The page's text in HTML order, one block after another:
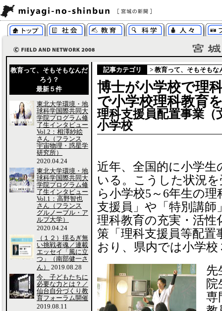
記事カテゴリ > 教育って、そもそもな
博士が小学校で理
で小学校理科教育
理科支援員配置事業
小学校
近年、全国的に小学
いる。こうした状況
ら小学校5～6年生の
支援員」や「特別講
理科教育の充実・活
策「理科支援員等配置
おり、県内では小学
先
専
教育って、そもそもなんだ
ろう？
最新５件
東北大学環境・地
球科学国際共同大
学院プログラム修
了生インタビュー
Vol.2：相澤紗絵
さん（フランス
宇宙物理・惑星学
研究所）
2020.04.24
東北大学環境・地
球科学国際共同大
学院プログラム修
了生インタビュー
Vol.1：高野智也
さん（フランス
グルノーブル・ア
ルプ大学）
2020.04.24
（１２）揺るぎ無
い挑戦者魂／連載
エッセイ「風に立
つ」（南部健一さ
ん）
2019.08.28
今、子どもたちに
必要な力とは？／
仙台自分づくり教
育フォーラム開催
2019.08.11